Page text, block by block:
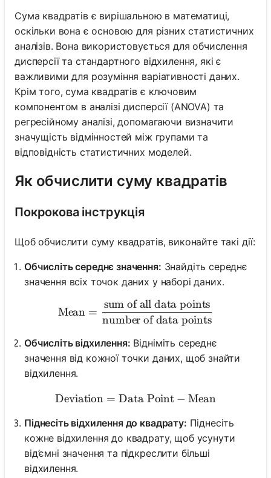
Сума квадратів є вирішальною в математиці,
оскільки вона є основою для різних статистичних
аналізів. Вона використовується для обчислення
дисперсії та стандартного відхилення, які є
важливими для розуміння варіативності даних.
Крім того, сума квадратів є ключовим
компонентом в аналізі дисперсії (ANOVA) та
регресійному аналізі, допомагаючи визначити
значущість відмінностей між групами та
відповідність статистичних моделей.
Як обчислити суму квадратів
Покрокова інструкція
Щоб обчислити суму квадратів, виконайте такі дії:
Обчисліть середнє значення: Знайдіть середнє
значення всіх точок даних у наборі даних.
\text{Mean} =
Mean =
number of data points
sum of all data points
Обчисліть відхилення: Відніміть середнє
значення від кожної точки даних, щоб знайти
відхилення.
\text{Deviation} =
Deviation = Data Point − Mean
Піднесіть відхилення до квадрату: Піднесіть
кожне відхилення до квадрату, щоб усунути
від’ємні значення та підкреслити більші
відхилення.